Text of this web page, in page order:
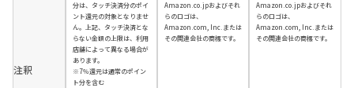
注釈
分は、タッチ決済分のポイ
ント還元の対象となりませ
ん。上記、タッチ決済とな
らない金額の上限は、利用
店舗によって異なる場合が
あります。
※7％還元は通常のポイン
ト分を含む
Amazon.co.jpおよびそれ
らのロゴは、
Amazon.com, Inc.または
その関連会社の商標です。
Amazon.co.jpおよびそれ
らのロゴは、
Amazon.com, Inc.または
その関連会社の商標です。